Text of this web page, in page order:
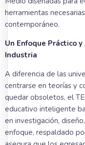
herramientas
contemporáneo.
Un Enfoque Práctico
Industria
A diferencia de las
centrarse en teorías y
quedar obsoletos, el
educativo inteligente
en investigación,
enfoque, respaldado